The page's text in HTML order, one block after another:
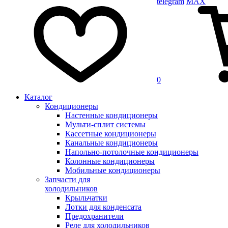
0
Каталог
Кондиционеры
Настенные кондиционеры
Мульти-сплит системы
Кассетные кондиционеры
Канальные кондиционеры
Напольно-потолочные кондиционеры
Колонные кондиционеры
Мобильные кондиционеры
Запчасти для
холодильников
Крыльчатки
Лотки для конденсата
Предохранители
Реле для холодильников